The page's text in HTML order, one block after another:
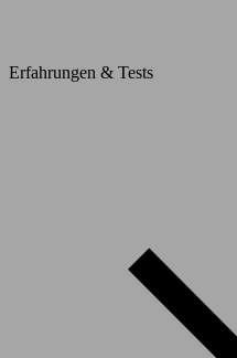
Erfahrungen & Tests